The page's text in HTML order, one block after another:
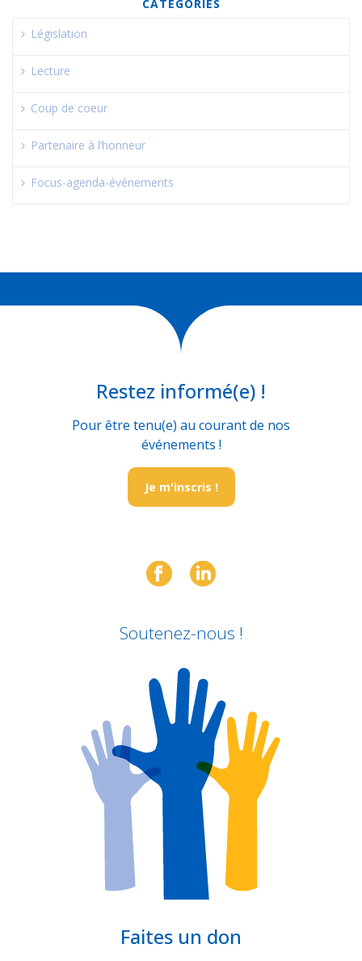
CATEGORIES
Législation
Lecture
Coup de coeur
Partenaire à l’honneur
Focus-agenda-événements
Restez informé(e) !
Pour être tenu(e) au courant de nos
événements !
Je m'inscris !
Soutenez-nous !
Faites un don